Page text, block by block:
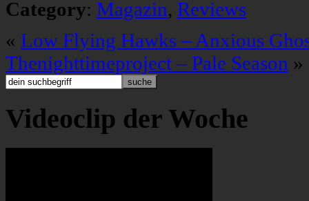
Category: Magazin, Reviews
« Low Flying Hawks – Anxious
Thenighttimeproject – Pale Season »
Videoclip der Woche